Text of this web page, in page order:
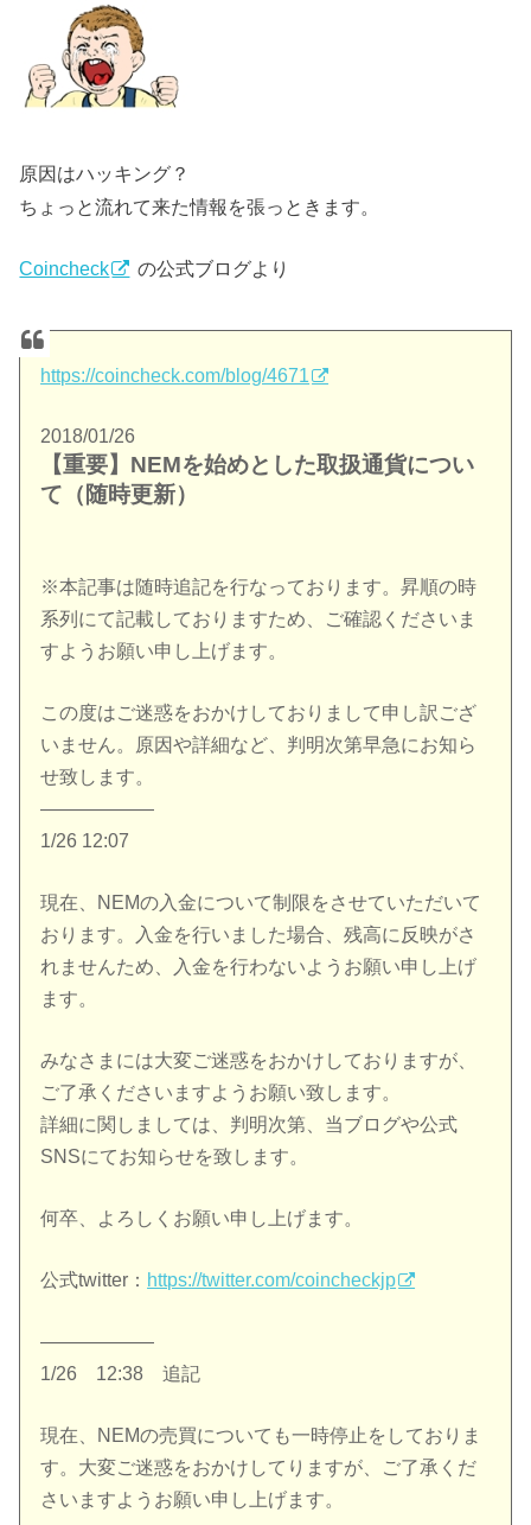
原因はハッキング？
ちょっと流れて来た情報を張っときます。
Coincheck の公式ブログより
https://coincheck.com/blog/4671
2018/01/26
【重要】NEMを始めとした取扱通貨につい
て（随時更新）
※本記事は随時追記を行なっております。昇順の時
系列にて記載しておりますため、ご確認くださいま
すようお願い申し上げます。
この度はご迷惑をおかけしておりまして申し訳ござ
いません。原因や詳細など、判明次第早急にお知ら
せ致します。
——————
1/26 12:07
現在、NEMの入金について制限をさせていただいて
おります。入金を行いました場合、残高に反映がさ
れませんため、入金を行わないようお願い申し上げ
ます。
みなさまには大変ご迷惑をおかけしておりますが、
ご了承くださいますようお願い致します。
詳細に関しましては、判明次第、当ブログや公式
SNSにてお知らせを致します。
何卒、よろしくお願い申し上げます。
公式twitter： https://twitter.com/coincheckjp
——————
1/26 12:38 追記
現在、NEMの売買についても一時停止をしておりま
す。大変ご迷惑をおかけしてりますが、ご了承くだ
さいますようお願い申し上げます。